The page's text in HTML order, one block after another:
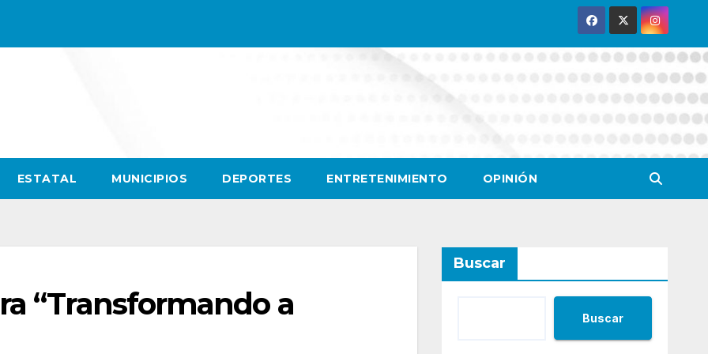
ESTATAL MUNICIPIOS DEPORTES ENTRETENIMIENTO OPINIÓN
“Transformando a
Buscar
Buscar